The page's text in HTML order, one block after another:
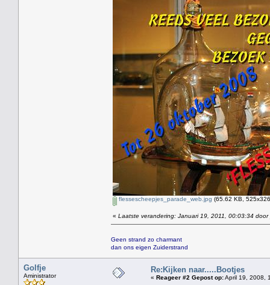
flessescheepjes_parade_web.jpg (65.62 KB,
« Laatste verandering: Januari 19, 2011, 00:03:34 door
Geen strand zo charmant
dan ons eigen Zuiderstrand
Golfje
Aministrator
Re:Kijken naar.....Bootjes
« Reageer #2 Gepost op:April 19, 2008,